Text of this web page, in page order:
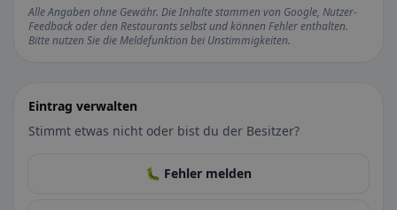
Alle Angaben ohne Gewähr. Die Inhalte stammen von Google, Nutzer-
Feedback oder den Restaurants selbst und können Fehler enthalten.
Bitte nutzen Sie die Meldefunktion bei Unstimmigkeiten.
Eintrag verwalten
Stimmt etwas nicht oder bist du der Besitzer?
🐛 Fehler melden